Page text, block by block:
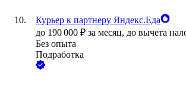
Курьер к партнеру Яндекс.Еда
до 190 000 ₽ за месяц, до вычета
Без опыта
Подработка